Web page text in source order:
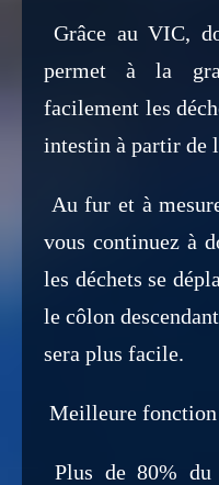
Grâce au VIC,
permet à la
facilement les
intestin à partir de
Au fur et à
vous continuez à
les déchets se
le côlon
sera plus facile.
Meilleure fonction
Plus de 80%